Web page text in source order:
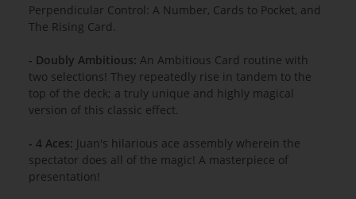
Perpendicular Control: A Number, Cards to Pocket, and
The Rising Card.
- Doubly Ambitious: An Ambitious Card routine with
two selections! They repeatedly rise in tandem to the
top of the deck; a truly unique and highly magical
version of this classic effect.
- 4 Aces: Juan's hilarious ace assembly wherein the
spectator does all of the magic! A masterpiece of
presentation!